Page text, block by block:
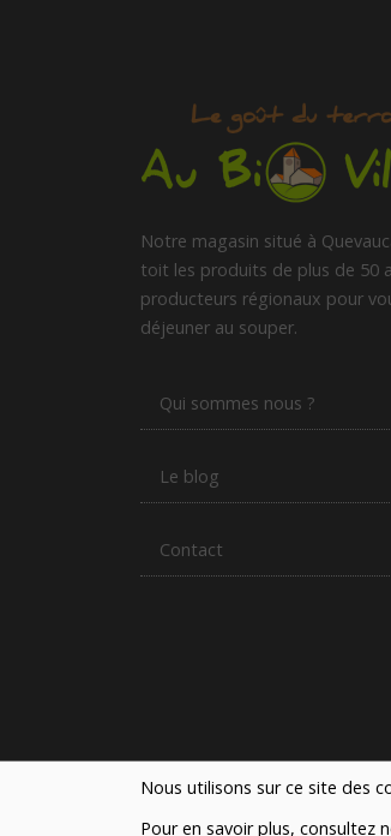
Nous utilisons sur ce site des
Pour en savoir plus, consultez
Notre magasin situé à
toit les produits de plus de 50
producteurs régionaux pour
déjeuner au souper.
Qui sommes nous ?
Le blog
Contact